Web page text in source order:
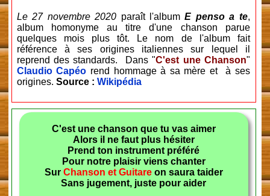
Le 27 novembre 2020 paraît l'albumE penso a te,
album homonyme au titre d'une chanson parue
quelques mois plus tôt. Le nom de l'album fait
référence à ses origines italiennes sur lequel il
reprend des standards. Dans "C'est une Chanson"
Claudio Capéo rend hommage à sa mère et à ses
origines. Source : Wikipédia
C'est une chanson que tu vas aimer
Alors il ne faut plus hésiter
Prend ton instrument préféré
Pour notre plaisir viens chanter
Sur Chanson et Guitareon saura taider
Sans jugement, juste pour aider